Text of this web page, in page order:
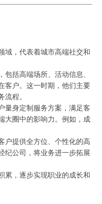
域，代表着城市高端社交和
括高端场所、活动信息、
客户。这一时期，他们主要
程。
量身定制服务方案，满足客
大圈中的影响力。例如，成
户提供全方位、个性化的高
纪公司，将业务进一步拓展
累，逐步实现职业的成长和